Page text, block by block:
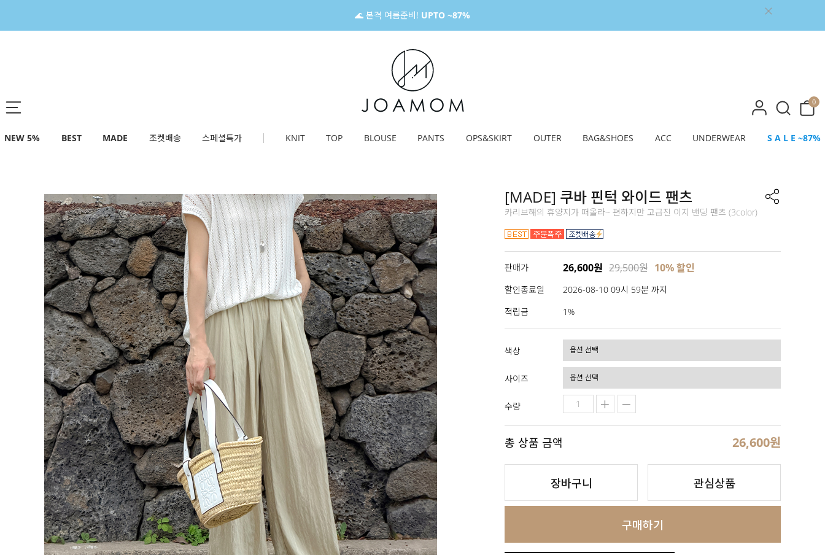
🌊 본격 여름준비! UPTO ~87%
0
NEW 5% BEST MADE 조켓배송 스페셜특가 KNIT TOP BLOUSE PANTS OPS&SKIRT OUTER BAG&SHOES ACC UNDERWEAR S A L E ~87%
[MADE] 쿠바 핀턱 와이드 팬츠
카리브해의 휴양지가 떠올라~ 편하지만 고급진 이지 밴딩 팬츠 (3color)
판매가 26,600원 29,500원 10% 할인
할인종료일
2026-08-10 09시 59분 까지
적립금
1%
색상
사이즈
수량
총 상품 금액 26,600원
장바구니 관심상품
구매하기